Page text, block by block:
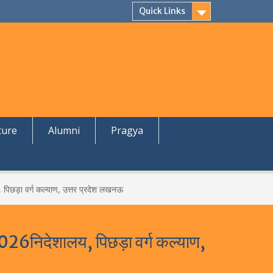
Quick Links
Alumni Pragya
वर्ग कल्याण, उत्तर प्रदेश लखनऊ
पिछड़ा वर्ग कल्याण,